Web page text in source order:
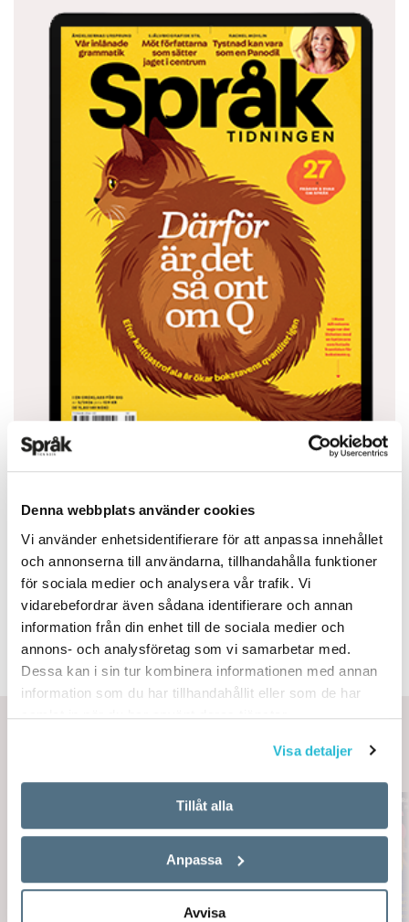
Denna webbplats använder cookies
Vi använder enhetsidentifierare för att anpassa innehållet
och annonserna till användarna, tillhandahålla funktioner
för sociala medier och analysera vår trafik. Vi
vidarebefordrar även sådana identifierare och annan
information från din enhet till de sociala medier och
annons- och analysföretag som vi samarbetar med.
Dessa kan i sin tur kombinera informationen med annan
information som du har tillhandahållit eller som de har
samlat in när du har använt deras tjänster.
Visa detaljer
Tillåt alla
Anpassa
Avvisa
Du vet väl att du kan läsa Språktidningen i din
mobiltelefon eller surfplatta? Ladda ned appen
från App Store eller Google Play.
APP STORE
Artiklar per nummer